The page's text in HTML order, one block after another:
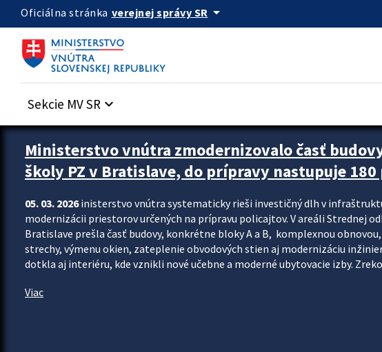
Preskocit na hlavný obsah
Oficiálna stránka verejnej správy SR arrow_drop_down
Sekcie MV SR keyboard_arrow_down
Ministerstvo vnútra zmodernizovalo časť
školy PZ v Bratislave, do prípravy nastupuje
05. 03. 2026inisterstvo vnútra systematicky rieši investičný dlh v
modernizácii priestorov určených na prípravu policajtov. V areáli Strednej
Bratislave prešla časť budovy, konkrétne bloky A a B, komplexnou
strechy, výmenu okien, zateplenie obvodových stien aj modernizáciu
dotkla aj interiéru, kde vznikli nové učebne a moderné ubytovacie izby.
Viac